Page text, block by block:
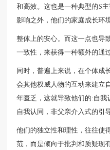
和高效。这也是一种典型的S
影响之外，他们的家庭成长环
整体上的安心。而这一点也导
一致性，来获得一种额外的通
同时，普遍上来说，在个体成
会其他权威人物的互动来建立
年匮乏，这就导致他们的:自
自我认同，非父亲介入式的引
他们的独立性和理性，往往使
范，而是倾向于批判和质疑现